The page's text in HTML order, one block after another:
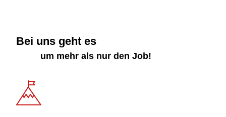
Bei uns geht es
um mehr als nur den Job!